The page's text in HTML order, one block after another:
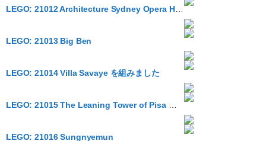
LEGO: 21012 Architecture Sydney Opera House
LEGO: 21013 Big Ben
LEGO: 21014 Villa Savaye を組みました
LEGO: 21016 Sungnyemun